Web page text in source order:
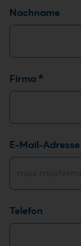
*Nachname
Firma *
E-Mail-Adresse
Telefon